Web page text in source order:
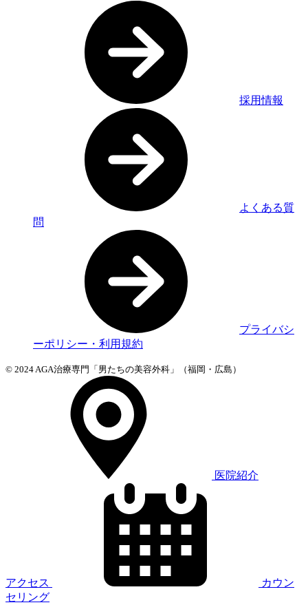
採用情報
よくある質
問
プライバシ
ーポリシー・利用規約
© 2024 AGA治療専門「男たちの美容外科」（福岡・広島）
医院紹介
アクセス
カウン
セリング